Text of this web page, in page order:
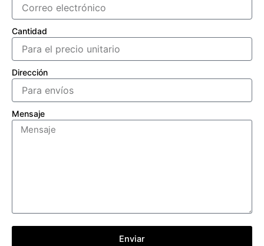
Cantidad
Dirección
Mensaje
Enviar